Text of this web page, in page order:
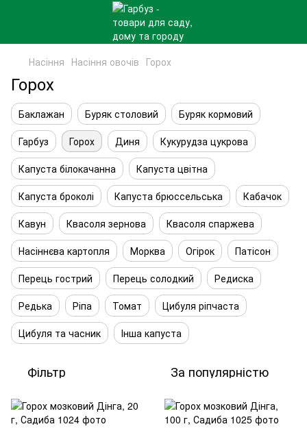
Насіння Насіння овочів Горох
Горох
Баклажан Буряк столовий
Буряк кормовий
Гарбуз
Горох Диня
Кукурудза цукрова
Капуста білокачанна
Капуста цвітна
Капуста броколі
Капуста брюссельська
Кабачок
Кавун
Квасоля зернова
Квасоля спаржева
Насіннєва картопля
Морква Огірок
Патісон
Перець гострий
Перець солодкий
Редиска
Редька
Ріпа Томат
Цибуля ріпчаста
Цибуля та часник
Інша капуста
Фільтр За популярністю